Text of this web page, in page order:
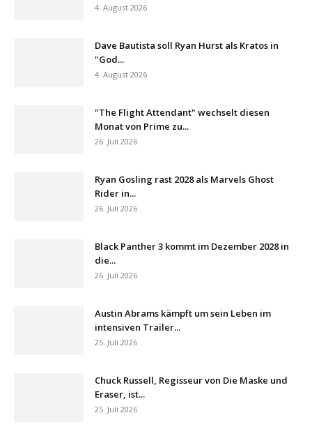
4. August 2026
Dave Bautista soll Ryan Hurst als Kratos in
"God...
4. August 2026
"The Flight Attendant" wechselt diesen
Monat von Prime zu...
26. Juli 2026
Ryan Gosling rast 2028 als Marvels Ghost
Rider in...
26. Juli 2026
Black Panther 3 kommt im Dezember 2028 in
die...
26. Juli 2026
Austin Abrams kämpft um sein Leben im
intensiven Trailer...
25. Juli 2026
Chuck Russell, Regisseur von Die Maske und
Eraser, ist...
25. Juli 2026